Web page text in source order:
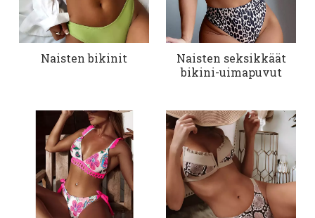
Naisten bikinit
Naisten seksikkäät
bikini-uimapuvut